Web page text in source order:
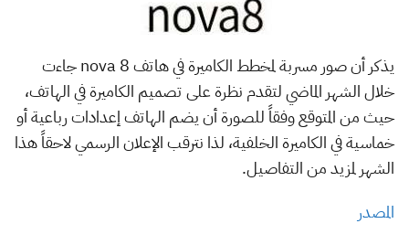
يذكر أن صور مسربة لمخطط الكاميرة في هاتف nova 8 جاءت
خلال الشهر الماضي لتقدم نظرة على تصميم الكاميرة في الهاتف،
حيث من المتوقع وفقاً للصورة أن يضم الهاتف إعدادات رباعية أو
خماسية في الكاميرة الخلفية، لذا نترقب الإعلان الرسمي لاحقاً هذا
الشهر لمزيد من التفاصيل.
المصدر